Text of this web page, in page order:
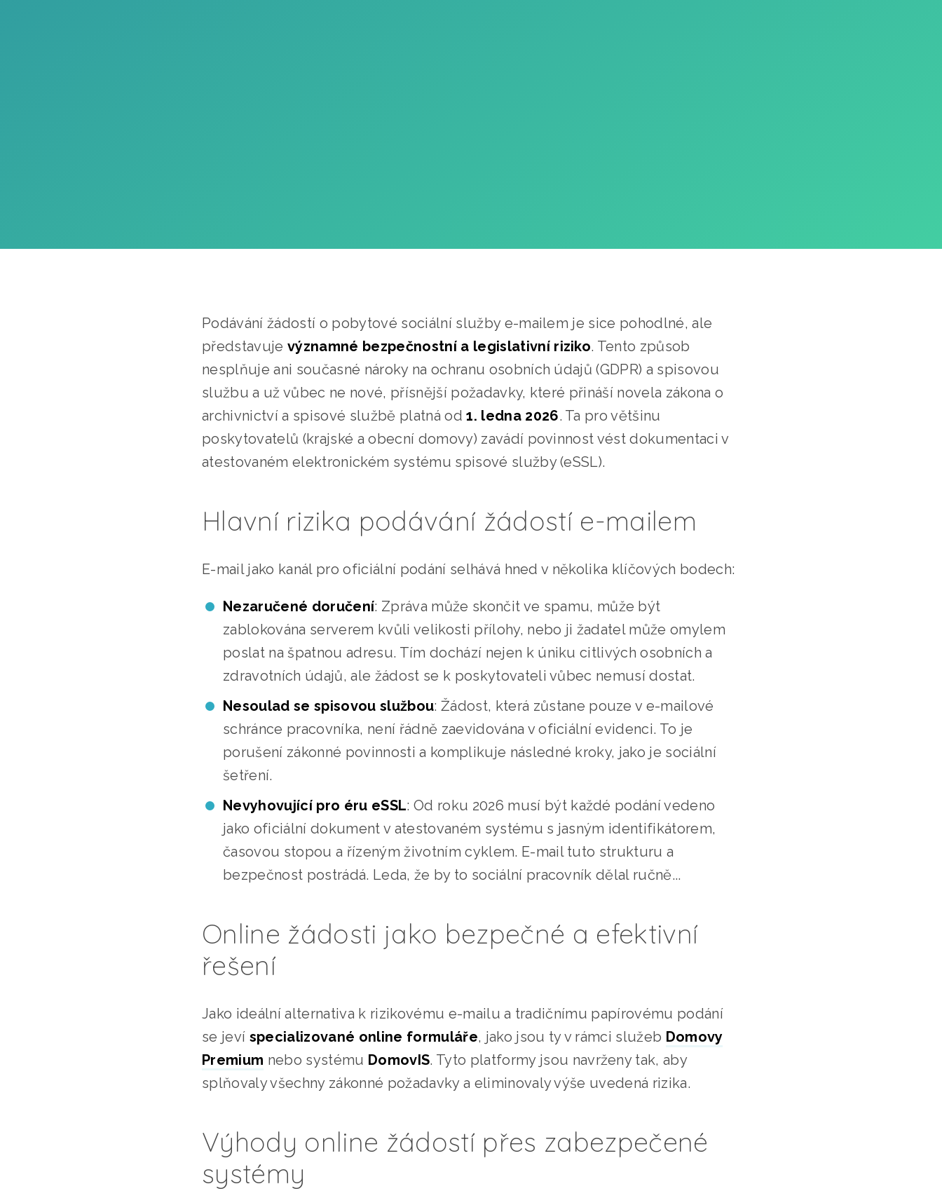
Podávání žádostí o pobytové sociální služby e-mailem je sice pohodlné, ale
představuje významné bezpečnostní a legislativní riziko. Tento způsob
nesplňuje ani současné nároky na ochranu osobních údajů (GDPR) a spisovou
službu a už vůbec ne nové, přísnější požadavky, které přináší novela zákona o
archivnictví a spisové službě platná od1. ledna 2026. Ta pro většinu
poskytovatelů (krajské a obecní domovy) zavádí povinnost vést dokumentaci v
atestovaném elektronickém systému spisové služby (eSSL).
Hlavní rizika podávání žádostí e-mailem
E-mail jako kanál pro oficiální podání selhává hned v několika klíčových bodech:
Nezaručené doručení: Zpráva může skončit ve spamu, může být
zablokována serverem kvůli velikosti přílohy, nebo ji žadatel může omylem
poslat na špatnou adresu. Tím dochází nejen k úniku citlivých osobních a
zdravotních údajů, ale žádost se k poskytovateli vůbec nemusí dostat.
Nesoulad se spisovou službou: Žádost, která zůstane pouze v e-mailové
schránce pracovníka, není řádně zaevidována v oficiální evidenci. To je
porušení zákonné povinnosti a komplikuje následné kroky, jako je sociální
šetření.
Nevyhovující pro éru eSSL: Od roku 2026 musí být každé podání vedeno
jako oficiální dokument v atestovaném systému s jasným identifikátorem,
časovou stopou a řízeným životním cyklem. E-mail tuto strukturu a
bezpečnost postrádá. Leda, že by to sociální pracovník dělal ručně...
Online žádosti jako bezpečné a efektivní
řešení
Jako ideální alternativa k rizikovému e-mailu a tradičnímu papírovému podání
se jeví specializované online formuláře, jako jsou ty v rámci služeb Domovy
Premium nebo systému DomovIS. Tyto platformy jsou navrženy tak, aby
splňovaly všechny zákonné požadavky a eliminovaly výše uvedená rizika.
Výhody online žádostí přes zabezpečené
systémy